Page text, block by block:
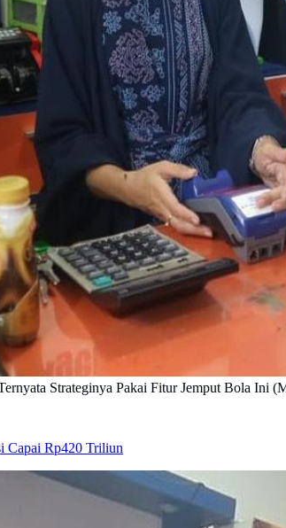
Strateginya Pakai Fitur Jemput Bola Ini
Capai Rp420 Triliun